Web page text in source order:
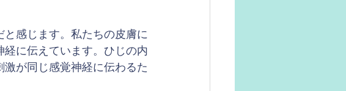
感じます。私たちの皮膚に
に伝えています。ひじの内
が同じ感覚神経に伝わるた